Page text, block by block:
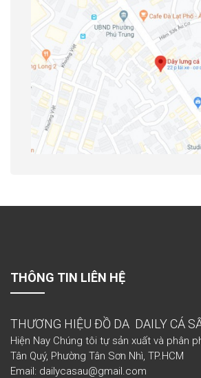
THÔNG TIN LIÊN HỆ
THƯƠNG HIỆU ĐỒ DA DAILY CÁ
Hiện Nay Chúng tôi tự sản xuất và phân
Tân Quý, Phường Tân Sơn Nhì, TP.HCM
Email: dailycasau@gmail.com